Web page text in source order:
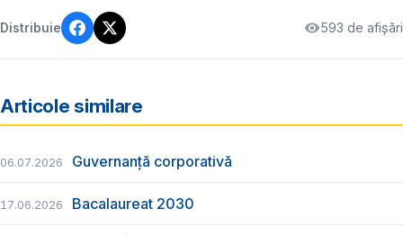
Distribuie 593 de afișări
Articole similare
06.07.2026 Guvernanță corporativă
17.06.2026 Bacalaureat 2030